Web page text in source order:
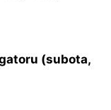
(subota,